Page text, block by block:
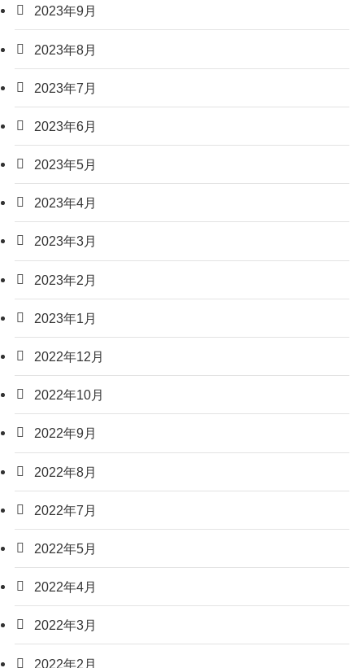
2023年9月
2023年8月
2023年7月
2023年6月
2023年5月
2023年4月
2023年3月
2023年2月
2023年1月
2022年12月
2022年10月
2022年9月
2022年8月
2022年7月
2022年5月
2022年4月
2022年3月
2022年2月